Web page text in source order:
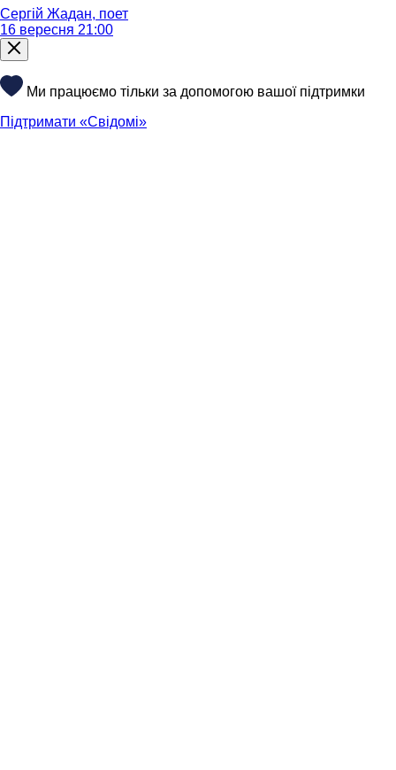
Сергій Жадан, поет
16 вересня 21:00
Ми працюємо тільки за допомогою вашої підтримки
Підтримати «Свідомі»